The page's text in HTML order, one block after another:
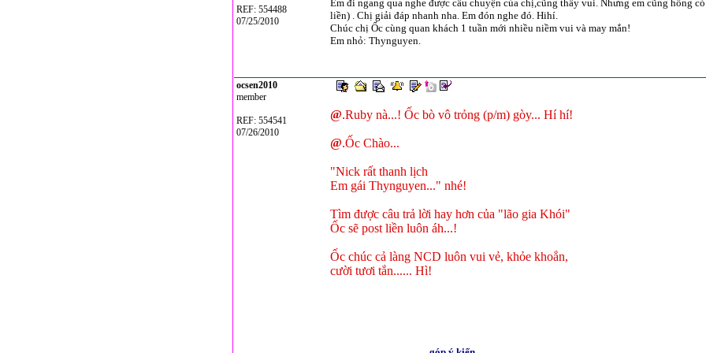
REF: 554488
07/25/2010
Em đi ngang qua nghe được câu chuyện của chị,cũng thấy vui. Nhưng em cũng hổng
liền) . Chị giải đáp nhanh nha. Em đón nghe đó. Hihí.
Chúc chị Ốc cùng quan khách 1 tuần mới nhiều niềm vui và may mắn!
Em nhỏ: Thynguyen.
ocsen2010
member
REF: 554541
07/26/2010
@.Ruby nà...! Ốc bò vô trỏng (p/m) gòy... Hí hí!
@.Ốc Chào...
"Nick rất thanh lịch
Em gái Thynguyen..." nhé!
Tìm được câu trả lời hay hơn của "lão gia Khói"
Ốc sẽ post liền luôn áh...!
Ốc chúc cả làng NCD luôn vui vẻ, khỏe khoắn,
cười tươi tắn...... Hì!